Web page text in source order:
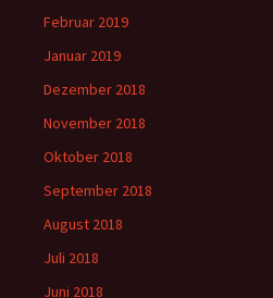
Februar 2019
Januar 2019
Dezember 2018
November 2018
Oktober 2018
September 2018
August 2018
Juli 2018
Juni 2018